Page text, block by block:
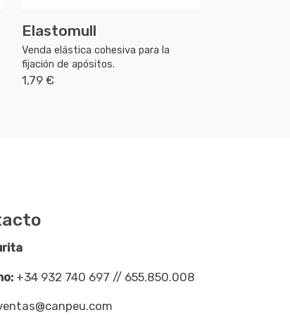
Elastomull
Venda elástica cohesiva para la
fijación de apósitos.
1,79 €
+34 932 740 697 // 655.850.008